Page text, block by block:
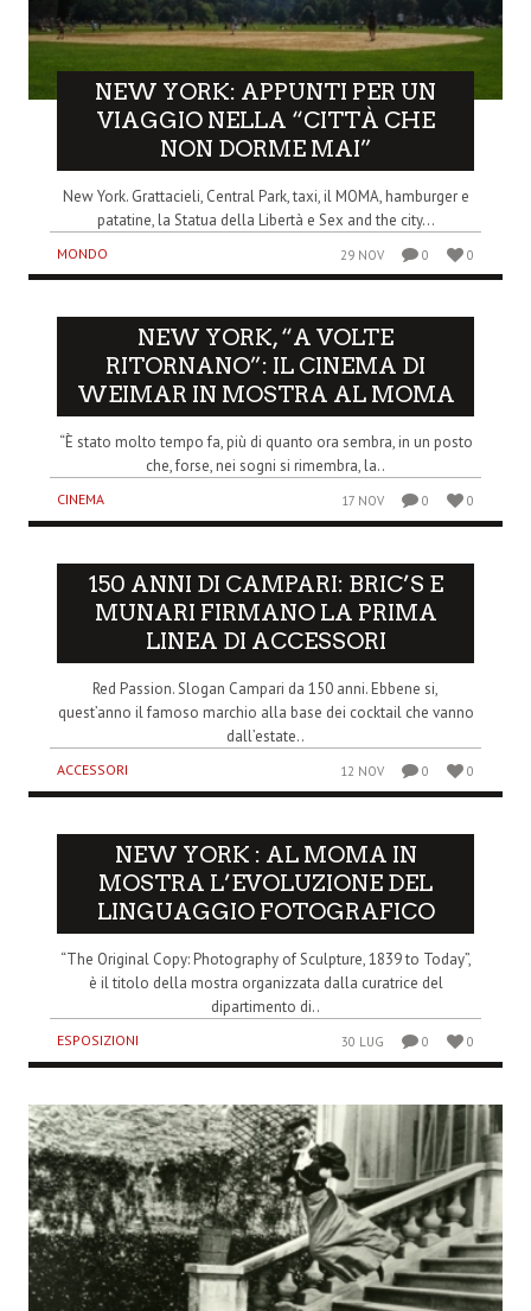
NEW YORK: APPUNTI PER UN
VIAGGIO NELLA “CITTÀ CHE
NON DORME MAI”
New York. Grattacieli, Central Park, taxi, il MOMA, hamburger e
patatine, la Statua della Libertà e Sex and the city...
MONDO 29 NOV 0 0
NEW YORK, “A VOLTE
RITORNANO”: IL CINEMA DI
WEIMAR IN MOSTRA AL MOMA
“È stato molto tempo fa, più di quanto ora sembra, in un posto
che, forse, nei sogni si rimembra, la..
CINEMA 17 NOV 0 0
150 ANNI DI CAMPARI: BRIC’S E
MUNARI FIRMANO LA PRIMA
LINEA DI ACCESSORI
Red Passion. Slogan Campari da 150 anni. Ebbene si,
quest’anno il famoso marchio alla base dei cocktail che vanno
dall’estate..
ACCESSORI 12 NOV 0 0
NEW YORK : AL MOMA IN
MOSTRA L’EVOLUZIONE DEL
LINGUAGGIO FOTOGRAFICO
“The Original Copy: Photography of Sculpture, 1839 to Today”,
è il titolo della mostra organizzata dalla curatrice del
dipartimento di..
ESPOSIZIONI 30 LUG 0 0